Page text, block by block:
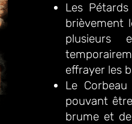
Les
brièvement
plusieurs
effrayer les
Le
pouvant
brume et